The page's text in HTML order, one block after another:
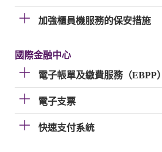
加強櫃員機服務的保安措施
國際金融中心
電子帳單及繳費服務（EBPP）
電子支票
快速支付系統